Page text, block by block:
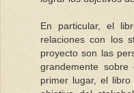
En particular, el
relaciones con los
proyecto son las
grandemente
primer lugar, el